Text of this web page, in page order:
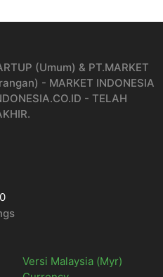
(Umum) & PT.MARKET
- MARKET INDONESIA
- TELAH
Versi Malaysia (Myr)